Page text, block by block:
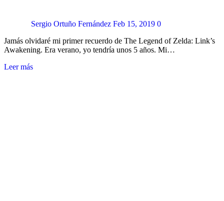
Sergio Ortuño Fernández Feb 15, 2019 0
Jamás olvidaré mi primer recuerdo de The Legend of Zelda: Link’s
Awakening. Era verano, yo tendría unos 5 años. Mi…
Leer más